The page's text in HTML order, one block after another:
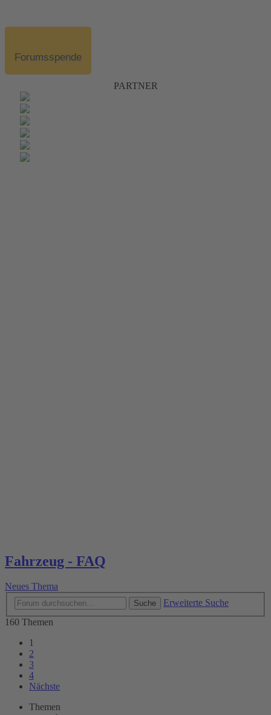
Forumsspende
PARTNER
Fahrzeug - FAQ
Neues Thema
Suche
Erweiterte Suche
160 Themen
1
2
3
4
Nächste
Themen